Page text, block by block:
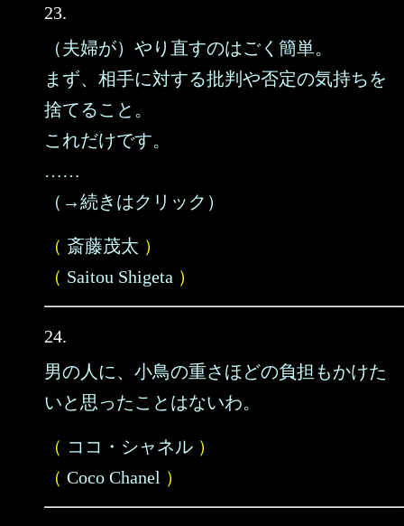
23.
（夫婦が）やり直すのはごく簡単。
まず、相手に対する批判や否定の気持ちを
捨てること。
これだけです。
……
（→続きはクリック）
（ 斎藤茂太 ）
（ Saitou Shigeta ）
24.
男の人に、小鳥の重さほどの負担もかけた
いと思ったことはないわ。
（ ココ・シャネル ）
（ Coco Chanel ）